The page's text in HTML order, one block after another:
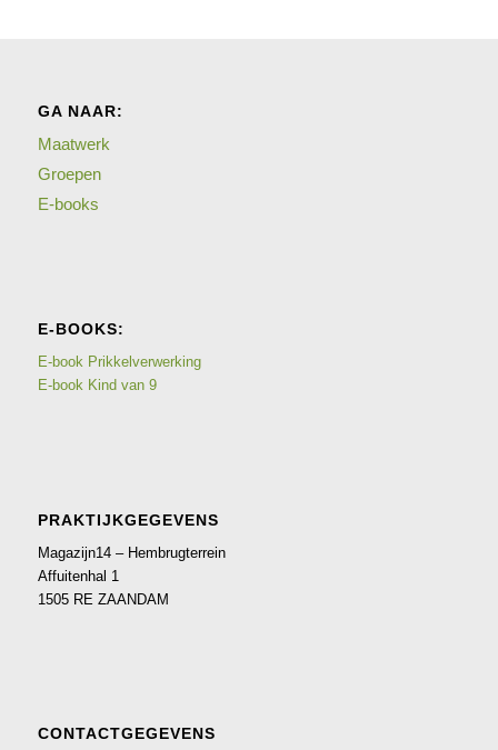
GA NAAR:
Maatwerk
Groepen
E-books
E-BOOKS:
E-book Prikkelverwerking
E-book Kind van 9
PRAKTIJKGEGEVENS
Magazijn14 – Hembrugterrein
Affuitenhal 1
1505 RE ZAANDAM
CONTACTGEGEVENS